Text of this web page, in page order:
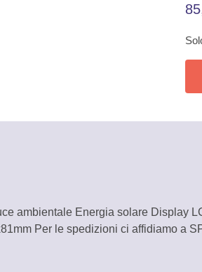
ambientale Energia solare Display
Per le spedizioni ci affidiamo a